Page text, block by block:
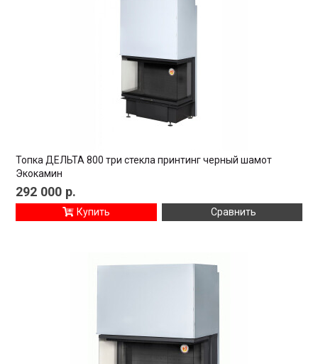
Топка ДЕЛЬТА 800 три стекла принтинг черный шамот
Экокамин
292 000 р.
Купить Сравнить